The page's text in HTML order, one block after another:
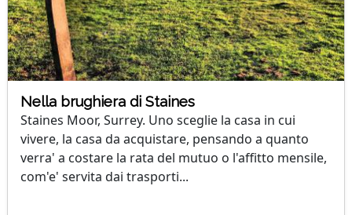
Nella brughiera di Staines
Staines Moor, Surrey. Uno sceglie la casa in cui
vivere, la casa da acquistare, pensando a quanto
verra' a costare la rata del mutuo o l'affitto mensile,
com'e' servita dai trasporti...